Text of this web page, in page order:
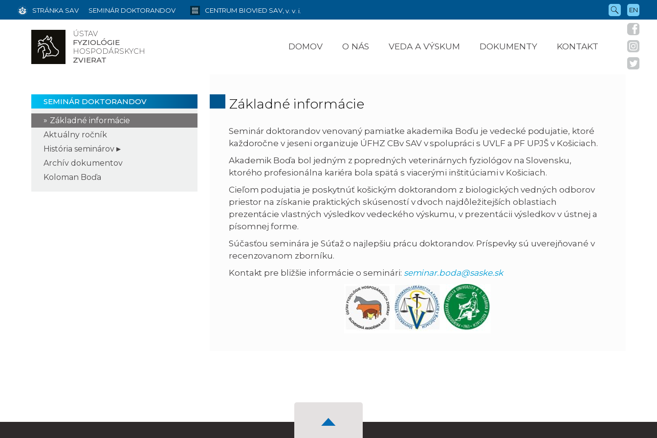
ÚSTAV
FYZIOLÓGIE
HOSPODÁRSKYCH
ZVIERAT
DOMOV O NÁS VEDA A VÝSKUM DOKUMENTY KONTAKT
STRÁNKA SAV SEMINÁR DOKTORANDOV CENTRUM BIOVIED SAV, v. v. i. EN
SEMINÁR DOKTORANDOV
Základné informácie
Aktuálny ročník
História seminárov
Archív dokumentov
Koloman Boďa
Základné informácie
Seminár doktorandov venovaný pamiatke akademika Boďu je vedecké podujatie, ktoré
každoročne v jeseni organizuje ÚFHZ CBv SAV v spolupráci s UVLF a PF UPJŠ v Košiciach.
Akademik Boďa bol jedným z popredných veterinárnych fyziológov na Slovensku,
ktorého profesionálna kariéra bola spätá s viacerými inštitúciami v Košiciach.
Cieľom podujatia je poskytnúť košickým doktorandom z biologických vedných odborov
priestor na získanie praktických skúseností v dvoch najdôležitejších oblastiach
prezentácie vlastných výsledkov vedeckého výskumu, v prezentácii výsledkov v ústnej a
písomnej forme.
Súčasťou seminára je Súťaž o najlepšiu prácu doktorandov. Príspevky sú uverejňované v
recenzovanom zborníku.
Kontakt pre bližšie informácie o seminári: seminar.boda@saske.sk